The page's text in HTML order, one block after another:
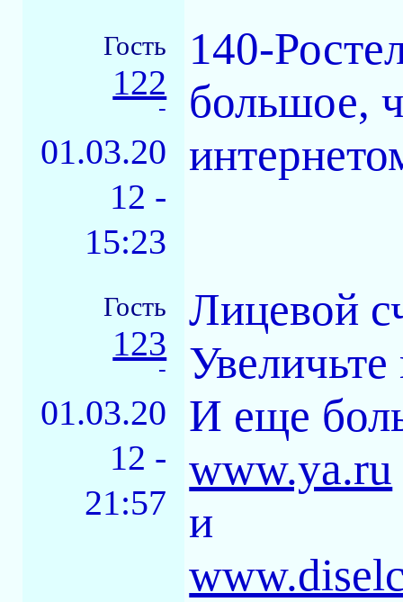
Гость
122
-
01.03.20
12 -
15:23
140-
большое,
Гость
123
-
01.03.20
12 -
21:57
Лицевой
И еще
www.ya.ru
и